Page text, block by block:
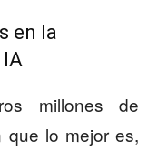
en la
millones de
que lo mejor es,